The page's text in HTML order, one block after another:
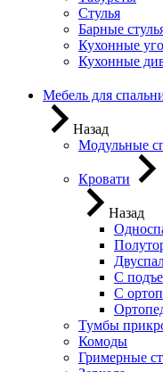
Стулья
Барные
Кухонные
Кухонные
Мебель для
Назад
Модульные
Кровати
Назад
С
С
Тумбы
Комоды
Гримерные